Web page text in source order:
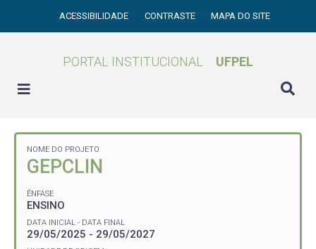
ACESSIBILIDADE CONTRASTE MAPA DO SITE
PORTAL INSTITUCIONAL UFPEL
NOME DO PROJETO
GEPCLIN
ÊNFASE
ENSINO
DATA INICIAL - DATA FINAL
29/05/2025 - 29/05/2027